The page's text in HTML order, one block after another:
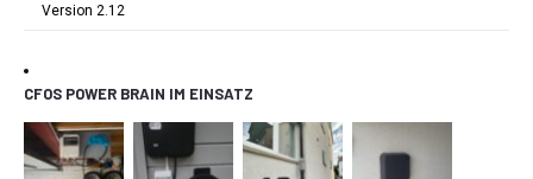
Version 2.12
CFOS POWER BRAIN IM EINSATZ